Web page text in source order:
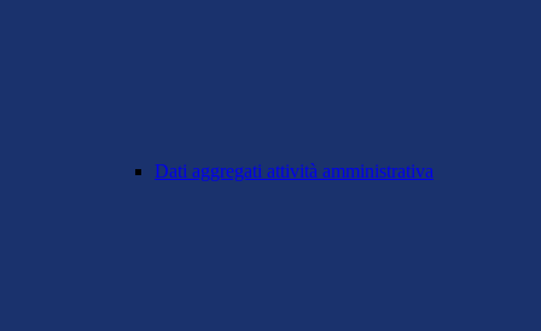
Dati aggregati attività amministrativa